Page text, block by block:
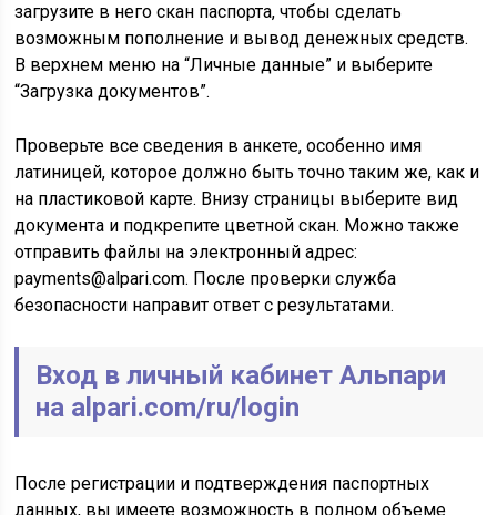
загрузите в него скан паспорта, чтобы сделать
возможным пополнение и вывод денежных средств.
В верхнем меню на “Личные данные” и выберите
“Загрузка документов”.
Проверьте все сведения в анкете, особенно имя
латиницей, которое должно быть точно таким же, как и
на пластиковой карте. Внизу страницы выберите вид
документа и подкрепите цветной скан. Можно также
отправить файлы на электронный адрес:
payments@alpari.com. После проверки служба
безопасности направит ответ с результатами.
Вход в личный кабинет Альпари
на alpari.com/ru/login
После регистрации и подтверждения паспортных
данных, вы имеете возможность в полном объеме